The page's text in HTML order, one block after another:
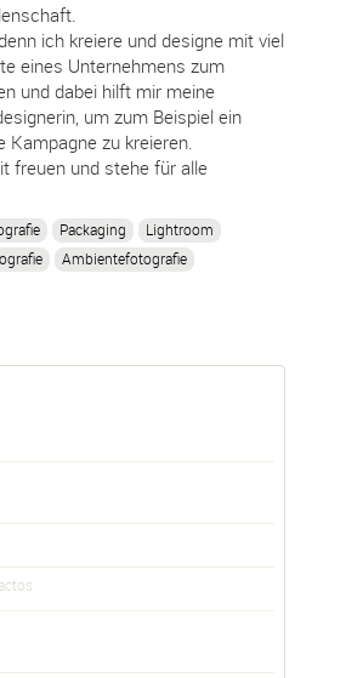
ich kreiere und designe mit viel
eines Unternehmens zum
und dabei hilft mir meine
um zum Beispiel ein
zu kreieren.
freuen und stehe für alle
Packaging
Lightroom
Ambientefotografie